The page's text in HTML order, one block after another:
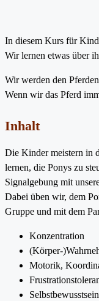
In diesem Kurs für
Wir lernen etwas über
Wir werden den
Wenn wir das Pferd
Inhalt
Die Kinder meistern in
lernen, die Ponys zu
Signalgebung mit
Dabei üben wir, dem
Gruppe und mit dem
Konzentration
(Körper-
Motorik,
Selbstbewusstsein